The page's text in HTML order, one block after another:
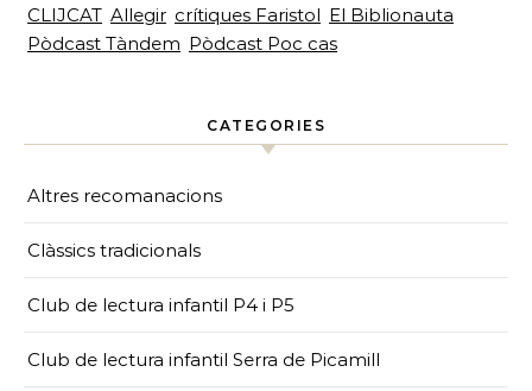
CLIJCAT Allegir crítiques Faristol El Biblionauta
Pòdcast Tàndem Pòdcast Poc cas
CATEGORIES
Altres recomanacions
Clàssics tradicionals
Club de lectura infantil P4 i P5
Club de lectura infantil Serra de Picamill